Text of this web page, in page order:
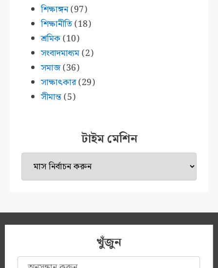
শিক্ষাঙ্গন(97)
শিক্ষানীতি(18)
শ্রমিক(10)
সংবাদমাধ্যম(2)
সমাজ(36)
সাক্ষাৎকার(29)
সীমান্ত(5)
টাইম মেশিন
টাইম
মেশিন
খুঁজুন
অনুসন্ধানঃ